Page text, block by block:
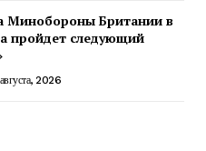
Минобороны Британии в
пройдет следующий
2026